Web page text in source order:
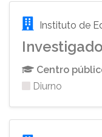
Instituto de
Centro
Diurno